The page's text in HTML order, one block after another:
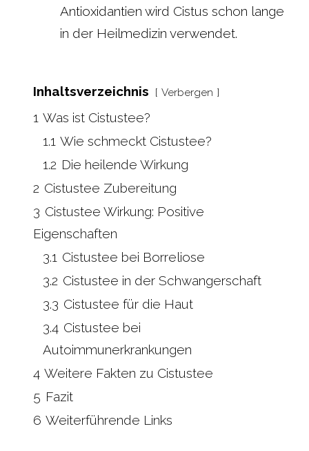
Antioxidantien wird Cistus schon lange
in der Heilmedizin verwendet.
Inhaltsverzeichnis Verbergen
1 Was ist Cistustee?
1.1 Wie schmeckt Cistustee?
1.2 Die heilende Wirkung
2 Cistustee Zubereitung
3 Cistustee Wirkung: Positive
Eigenschaften
3.1 Cistustee bei Borreliose
3.2 Cistustee in der Schwangerschaft
3.3 Cistustee für die Haut
3.4 Cistustee bei
Autoimmunerkrankungen
4 Weitere Fakten zu Cistustee
5 Fazit
6 Weiterführende Links